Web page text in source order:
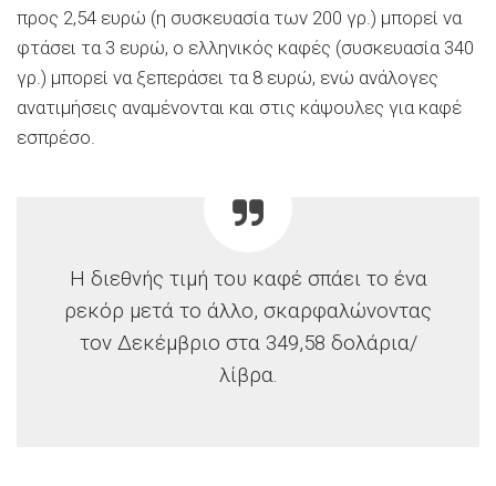
προς 2,54 ευρώ (η συσκευασία των 200 γρ.) μπορεί να
φτάσει τα 3 ευρώ, ο ελληνικός καφές (συσκευασία 340
γρ.) μπορεί να ξεπεράσει τα 8 ευρώ, ενώ ανάλογες
ανατιμήσεις αναμένονται και στις κάψουλες για καφέ
εσπρέσο.
Η διεθνής τιμή του καφέ σπάει το ένα
ρεκόρ μετά το άλλο, σκαρφαλώνοντας
τον Δεκέμβριο στα 349,58 δολάρια/
λίβρα.